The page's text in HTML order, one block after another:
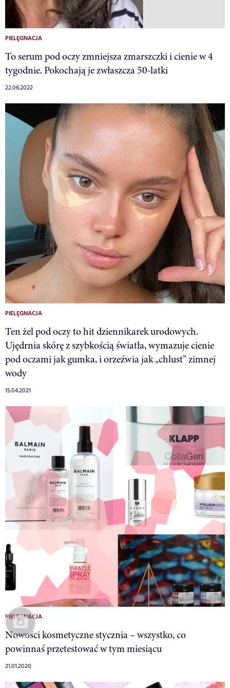
PIELĘGNACJA
To serum pod oczy zmniejsza zmarszczki i cienie w 4
tygodnie. Pokochają je zwłaszcza 50-latki
22.06.2022
PIELĘGNACJA
Ten żel pod oczy to hit dziennikarek urodowych.
Ujędrnia skórę z szybkością światła, wymazuje cienie
pod oczami jak gumka, i orzeźwia jak „chlust” zimnej
wody
15.04.2021
PIELĘGNACJA
Nowości kosmetyczne stycznia – wszystko, co
powinnaś przetestować w tym miesiącu
21.01.2020